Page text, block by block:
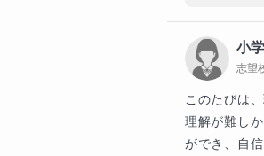
ぜそうなる
私は中学受
てて考える
で培った論
れ、確実に
▶ 個別指導塾
※公益社団法
を行った生徒
【2024年度
・慶應義塾
・早稲田大
小
志望
このたびは
理解が難し
ができ、自